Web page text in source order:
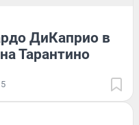
ДиКаприо в
Тарантино
5